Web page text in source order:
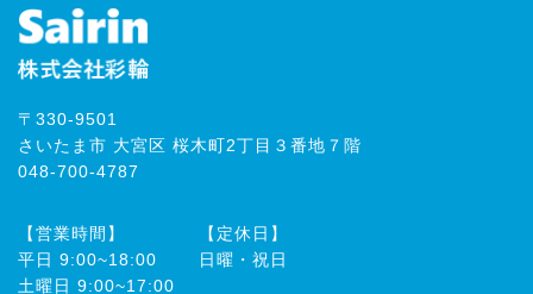
〒330-9501
さいたま市 大宮区 桜木町2丁目３番地７階
048-700-4787
【営業時間】
平⽇ 9:00~18:00
⼟曜⽇ 9:00~17:00
【定休日】
⽇曜・祝⽇